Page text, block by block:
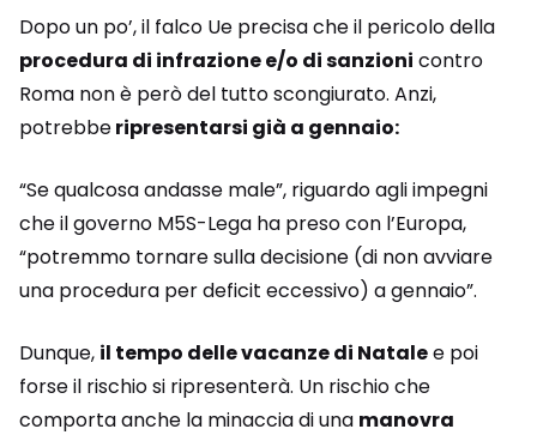
Dopo un po’, il falco Ue precisa che il pericolo della
procedura di infrazione e/o di sanzioni contro
Roma non è però del tutto scongiurato. Anzi,
potrebberipresentarsi già a gennaio:
“Se qualcosa andasse male”, riguardo agli impegni
che il governo M5S-Lega ha preso con l’Europa,
“potremmo tornare sulla decisione (di non avviare
una procedura per deficit eccessivo) a gennaio”.
Dunque, il tempo delle vacanze di Natalee poi
forse il rischio si ripresenterà. Un rischio che
comporta anche la minaccia di una manovra